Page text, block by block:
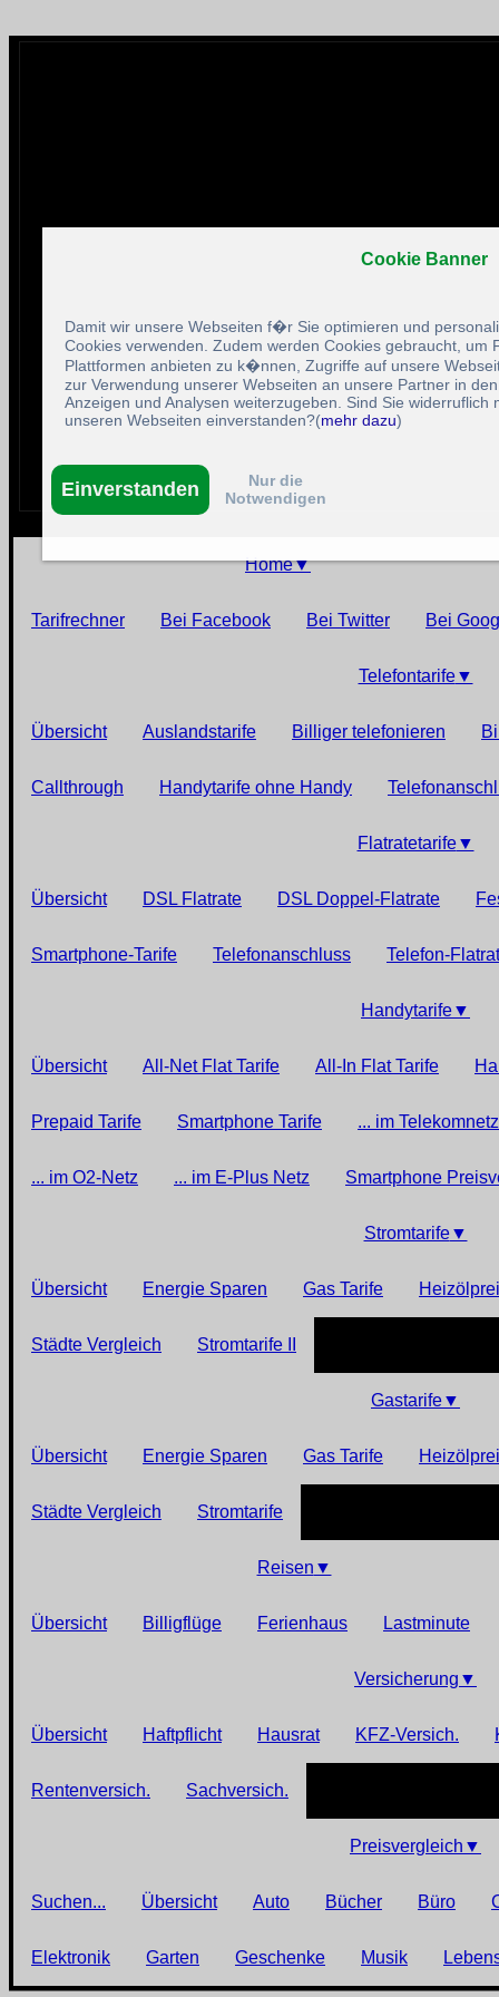
Home▼
Tarifrechner Bei Facebook Bei Twitter Bei
Telefontarife▼
Übersicht Auslandstarife Billiger telefonieren
Callthrough Handytarife ohne Handy
Flatratetarife▼
Übersicht DSL Flatrate DSL Doppel-Flatrate
Smartphone-Tarife Telefonanschluss Telefon-
Handytarife▼
Übersicht All-Net Flat Tarife All-In Flat Tarife
Prepaid Tarife Smartphone Tarife ... im Telekomnetz
... im O2-Netz ... im E-Plus Netz Smartphone
Stromtarife▼
Übersicht Energie Sparen Gas Tarife
Städte Vergleich Stromtarife II
Gastarife▼
Übersicht Energie Sparen Gas Tarife
Städte Vergleich Stromtarife
Reisen ▼
Übersicht Billigflüge Ferienhaus Lastminute
Versicherung ▼
Übersicht Haftpflicht Hausrat KFZ-Versich.
Rentenversich. Sachversich.
Preisvergleich ▼
Suchen... Übersicht Auto Bücher Büro
Elektronik Garten Geschenke Musik
Cookie Banner
Damit wir unsere Webseiten f�r Sie optimieren und
Cookies verwenden. Zudem werden Cookies gebraucht, um
Plattformen anbieten zu k�nnen, Zugriffe auf unsere
zur Verwendung unserer Webseiten an unsere Partner in
Anzeigen und Analysen weiterzugeben. Sind Sie widerruflich
unseren Webseiten einverstanden?(mehr dazu)
Einverstanden
Nur die
Notwendigen